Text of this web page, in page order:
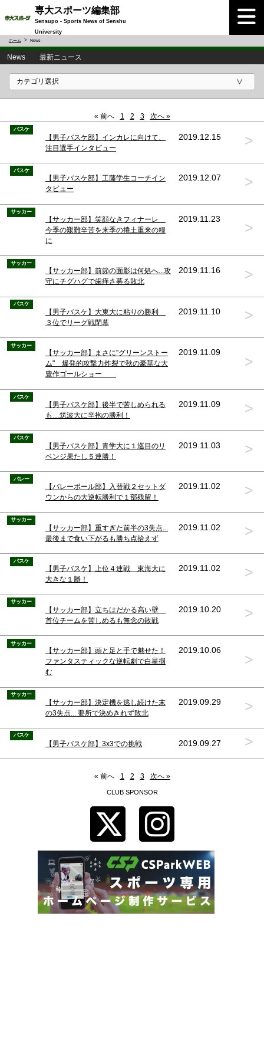
専大スポーツ編集部
Sensupo - Sports News of Senshu
University
ホーム News
News 最新ニュース
« 前へ 1 2 3 次へ »
バスケ
【男子バスケ部】インカレに向けて、
注目選手インタビュー
2019.12.15 >
バスケ
【男子バスケ部】工藤学生コーチイン
タビュー
2019.12.07 >
サッカー
【サッカー部】笑顔なきフィナーレ
今季の艱難辛苦を来季の捲土重来の糧
に
2019.11.23
>
サッカー
【サッカー部】前節の面影は何処へ...攻
守にチグハグで歯痒さ募る敗北
2019.11.16 >
バスケ
【男子バスケ】大東大に粘りの勝利
３位でリーグ戦閉幕
2019.11.10 >
サッカー
【サッカー部】まさに"グリーンストー
ム" 爆発的攻撃力炸裂で秋の豪華な大
豊作ゴールショー
2019.11.09
>
バスケ
【男子バスケ部】後半で苦しめられる
も…筑波大に辛抱の勝利！
2019.11.09 >
バスケ
【男子バスケ部】青学大に１巡目のリ
ベンジ果たし５連勝！
2019.11.03 >
バレー
【バレーボール部】入替戦２セットダ
ウンからの大逆転勝利で１部残留！
2019.11.02 >
サッカー
【サッカー部】重すぎた前半の3失点...
最後まで食い下がるも勝ち点拾えず
2019.11.02 >
バスケ
【男子バスケ】上位４連戦 東海大に
大きな１勝！
2019.11.02 >
サッカー
【サッカー部】立ちはだかる高い壁
首位チームを苦しめるも無念の敗戦
2019.10.20 >
サッカー
【サッカー部】頭と足と手で魅せた！
ファンタスティックな逆転劇で白星掴
む
2019.10.06
>
サッカー
【サッカー部】決定機を逃し続けた末
の3失点... 要所で決めきれず敗北
2019.09.29 >
バスケ
【男子バスケ部】3x3での挑戦 2019.09.27 >
« 前へ 1 2 3 次へ »
CLUB SPONSOR